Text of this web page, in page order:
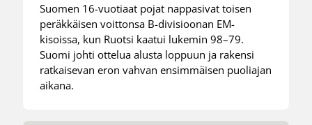
Suomen 16-vuotiaat pojat nappasivat toisen
peräkkäisen voittonsa B-divisioonan EM-
kisoissa, kun Ruotsi kaatui lukemin 98–79.
Suomi johti ottelua alusta loppuun ja rakensi
ratkaisevan eron vahvan ensimmäisen puoliajan
aikana.